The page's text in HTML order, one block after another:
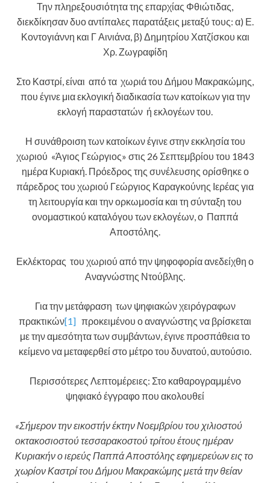
Την πληρεξουσιότητα της επαρχίας Φθιώτιδας,
διεκδίκησαν δυο αντίπαλες παρατάξεις μεταξύ τους: α) Ε.
Κοντογιάννη και Γ Αινιάνα, β) Δημητρίου Χατζίσκου και
Χρ. Ζωγραφίδη
Στο Καστρί, είναι από τα χωριά του Δήμου Μακρακώμης,
που έγινε μια εκλογική διαδικασία των κατοίκων για την
εκλογή παραστατών ή εκλογέων του.
Η συνάθροιση των κατοίκων έγινε στην εκκλησία του
χωριού «Άγιος Γεώργιος» στις 26 Σεπτεμβρίου του 1843
ημέρα Κυριακή. Πρόεδρος της συνέλευσης ορίσθηκε ο
πάρεδρος του χωριού Γεώργιος Καραγκούνης Ιερέας για
τη λειτουργία και την ορκωμοσία και τη σύνταξη του
ονομαστικού καταλόγου των εκλογέων, ο Παππά
Αποστόλης.
Εκλέκτορας του χωριού από την ψηφοφορία ανεδείχθη ο
Αναγνώστης Ντούβλης.
Για την μετάφραση των ψηφιακών χειρόγραφων
πρακτικών[1] προκειμένου ο αναγνώστης να βρίσκεται
με την αμεσότητα των συμβάντων, έγινε προσπάθεια το
κείμενο να μεταφερθεί στο μέτρο του δυνατού, αυτούσιο.
Περισσότερες Λεπτομέρειες: Στο καθαρογραμμένο
ψηφιακό έγγραφο που ακολουθεί
«Σήμερον την εικοστήν έκτην Νοεμβρίου του χιλιοστού
οκτακοσιοστού τεσσαρακοστού τρίτου έτους ημέραν
Κυριακήν ο ιερεύς Παππά Αποστόλης εφημερεύων εις το
χωρίον Καστρί του Δήμου Μακρακώμης μετά την θείαν